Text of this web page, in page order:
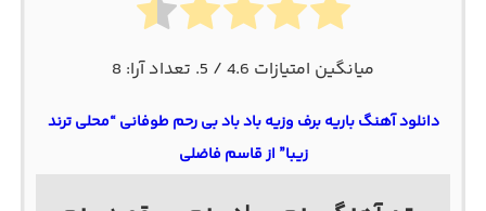
میانگین امتیازات 4.6 / 5. تعداد آرا: 8
دانلود آهنگ باریه برف وزیه باد باد بی رحم طوفانی “محلی ترند
زیبا” از قاسم فاضلی